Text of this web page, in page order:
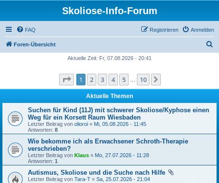
Skoliose-Info-Forum
FAQ Anmelden
Registrieren
Foren-Übersicht
e
Aktuelle Zeit: Fr, 07.08.2026 - 20:41
Seite 1von 10
1 2 3 4 5 10
Aktuelle Themen
Suchen für Kind (11J) mit schwerer Skoliose/Kyphose einen
Weg für ein Korsett Raum Wiesbaden
Letzter Beitrag von olioroi « Mi, 05.08.2026 - 11:45
Antworten: 8
Wie bekomme ich als Erwachsener Schroth-Therapie
verschrieben?
Letzter Beitrag von Klaus « Mo, 27.07.2026 - 11:28
Antworten: 1
Autismus, Skoliose und die Suche nach Hilfe
Letzter Beitrag von Tara-T « Sa, 25.07.2026 - 21:04